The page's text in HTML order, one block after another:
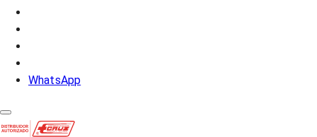
WhatsApp